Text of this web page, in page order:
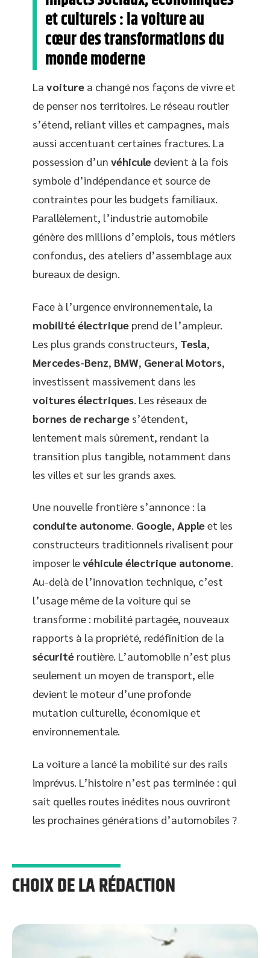
et culturels : la voiture au
cœur des transformations du
monde moderne
La voiture a changé nos façons de vivre et
de penser nos territoires. Le réseau routier
s’étend, reliant villes et campagnes, mais
aussi accentuant certaines fractures. La
possession d’un véhicule devient à la fois
symbole d’indépendance et source de
contraintes pour les budgets familiaux.
Parallèlement, l’industrie automobile
génère des millions d’emplois, tous métiers
confondus, des ateliers d’assemblage aux
bureaux de design.
Face à l’urgence environnementale, la
mobilité électrique prend de l’ampleur.
Les plus grands constructeurs, Tesla,
Mercedes-Benz, BMW, General Motors,
investissent massivement dans les
voitures électriques. Les réseaux de
bornes de recharge s’étendent,
lentement mais sûrement, rendant la
transition plus tangible, notamment dans
les villes et sur les grands axes.
Une nouvelle frontière s’annonce : la
conduite autonome. Google, Appleet les
constructeurs traditionnels rivalisent pour
imposer levéhicule électrique autonome.
Au-delà de l’innovation technique, c’est
l’usage même de la voiture qui se
transforme : mobilité partagée, nouveaux
rapports à la propriété, redéfinition de la
sécurité routière. L’automobile n’est plus
seulement un moyen de transport, elle
devient le moteur d’une profonde
mutation culturelle, économique et
environnementale.
La voiture a lancé la mobilité sur des rails
imprévus. L’histoire n’est pas terminée : qui
sait quelles routes inédites nous ouvriront
les prochaines générations d’automobiles ?
CHOIX DE LA RÉDACTION